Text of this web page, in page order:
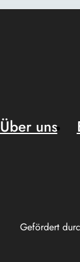
Gefördert
Über uns